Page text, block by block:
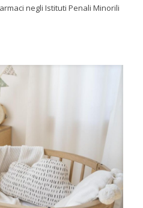
negli Istituti Penali Minorili